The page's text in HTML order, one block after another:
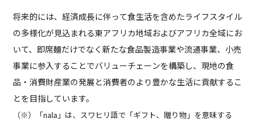
将来的には、経済成長に伴って食生活を含めたライフスタイル
の多様化が見込まれる東アフリカ地域およびアフリカ全域にお
いて、即席麺だけでなく新たな食品製造事業や流通事業、小売
事業に参入することでバリューチェーンを構築し、現地の食
品・消費財産業の発展と消費者のより豊かな生活に貢献するこ
とを目指しています。
（※）「nala」は、スワヒリ語で「ギフト、贈り物」を意味する